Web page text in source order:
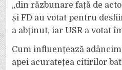
„din răzbunare față de
și FD au votat pentru
a abținut, iar USR a votat
Cum influențează
apei acuratețea citirilor